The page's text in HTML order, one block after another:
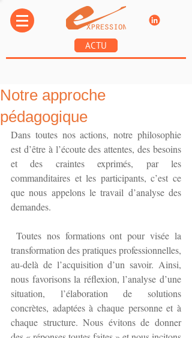
ACTU
Notre approche
pédagogique
Dans toutes nos actions, notre philosophie
est d’être à l’écoute des attentes, des besoins
et des craintes exprimés, par les
commanditaires et les participants, c’est ce
que nous appelons le travail d’analyse des
demandes.
transformation des pratiques professionnelles,
au-delà de l’acquisition d’un savoir. Ainsi,
nous favorisons la réflexion, l’analyse d’une
situation, l’élaboration de solutions
concrètes, adaptées à chaque personne et à
chaque structure. Nous évitons de donner